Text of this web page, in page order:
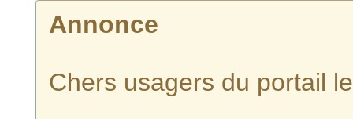
Annonce
Chers usagers du portail